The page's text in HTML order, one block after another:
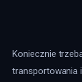
Więcej
Koniecznie
transportowania